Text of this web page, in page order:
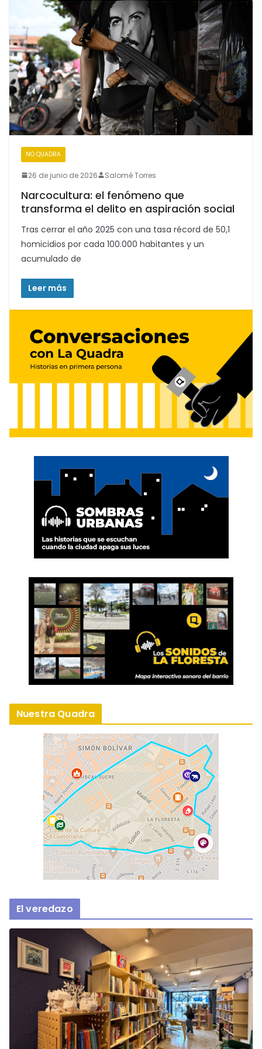
NO QUADRA
26 de junio de 2026 Salomé Torres
Narcocultura: el fenómeno que
transforma el delito en aspiración social
Tras cerrar el año 2025 con una tasa récord de 50,1
homicidios por cada 100.000 habitantes y un
acumulado de
Leer más
Nuestra Quadra
El veredazo